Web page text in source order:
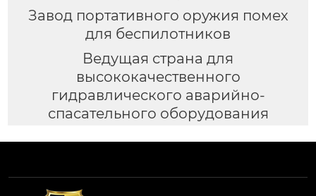
Завод портативного оружия помех
для беспилотников
Ведущая страна для
высококачественного
гидравлического аварийно-
спасательного оборудования